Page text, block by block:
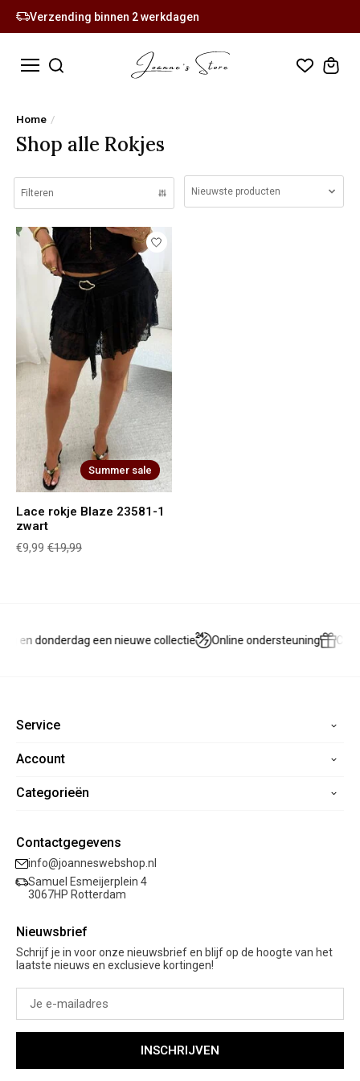
Verzending binnen 2 werkdagen
Home /
Shop alle Rokjes
Filteren Nieuwste producten
Summer sale
Lace rokje Blaze 23581-1
zwart
€9,99 €19,99
en donderdag een nieuwe collectie Online ondersteuning
Service
Home
Veelgestelde vragen
Retourneren
Garantie
Account
Registreren
Mijn verlanglijst
Categorieën
Sale
Kleding
Schoenen
Cadeaubon
Contactgegevens
info@joanneswebshop.nl
Samuel Esmeijerplein 4
3067HP Rotterdam
Nieuwsbrief
Schrijf je in voor onze nieuwsbrief en blijf op de hoogte van het
laatste nieuws en exclusieve kortingen!
INSCHRIJVEN